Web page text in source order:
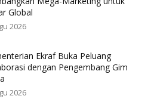
Global
2026
Ekraf Buka Peluang
dengan Pengembang Gim
2026